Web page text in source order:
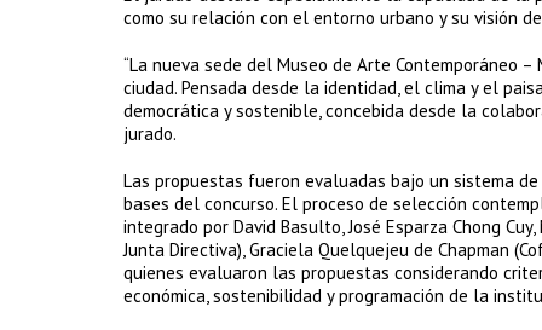
como su relación con el entorno urbano y su visión
“La nueva sede del Museo de Arte Contemporáneo
ciudad. Pensada desde la identidad, el clima y el
democrática y sostenible, concebida desde la
jurado.
Las propuestas fueron evaluadas bajo un sistema
bases del concurso. El proceso de selección
integrado por David Basulto, José Esparza Chong
Junta Directiva), Graciela Quelquejeu de Chapman
quienes evaluaron las propuestas considerando
económica, sostenibilidad y programación de la